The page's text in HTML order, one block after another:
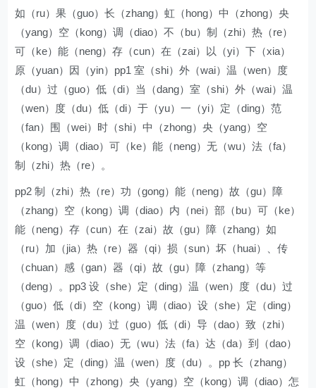
如（ru）果（guo）长（zhang）虹（hong）中（zhong）央
（yang）空（kong）调（diao）不（bu）制（zhi）热（re）
可（ke）能（neng）存（cun）在（zai）以（yi）下（xia）
原（yuan）因（yin）pp1 室（shi）外（wai）温（wen）度
（du）过（guo）低（di）当（dang）室（shi）外（wai）温
（wen）度（du）低（di）于（yu）一（yi）定（ding）范
（fan）围（wei）时（shi）中（zhong）央（yang）空
（kong）调（diao）可（ke）能（neng）无（wu）法（fa）
制（zhi）热（re）。
pp2 制（zhi）热（re）功（gong）能（neng）故（gu）障
（zhang）空（kong）调（diao）内（nei）部（bu）可（ke）
能（neng）存（cun）在（zai）故（gu）障（zhang）如
（ru）加（jia）热（re）器（qi）损（sun）坏（huai）、传
（chuan）感（gan）器（qi）故（gu）障（zhang）等
（deng）。pp3 设（she）定（ding）温（wen）度（du）过
（guo）低（di）空（kong）调（diao）设（she）定（ding）
温（wen）度（du）过（guo）低（di）导（dao）致（zhi）
空（kong）调（diao）无（wu）法（fa）达（da）到（dao）
设（she）定（ding）温（wen）度（du）。pp 长（zhang）
虹（hong）中（zhong）央（yang）空（kong）调（diao）怎